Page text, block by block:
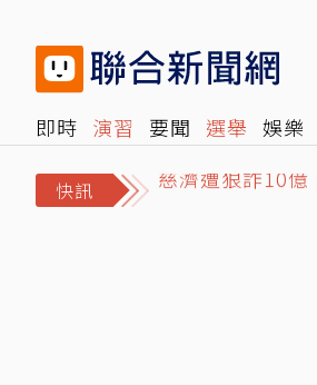
即時 演習 要聞 選舉 娛樂
快訊
慈濟遭狠詐10億
Google又砍！